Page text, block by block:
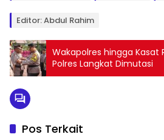
Editor: Abdul Rahim
Wakapolres hingga Kasat
Polres Langkat Dimutasi
Pos Terkait